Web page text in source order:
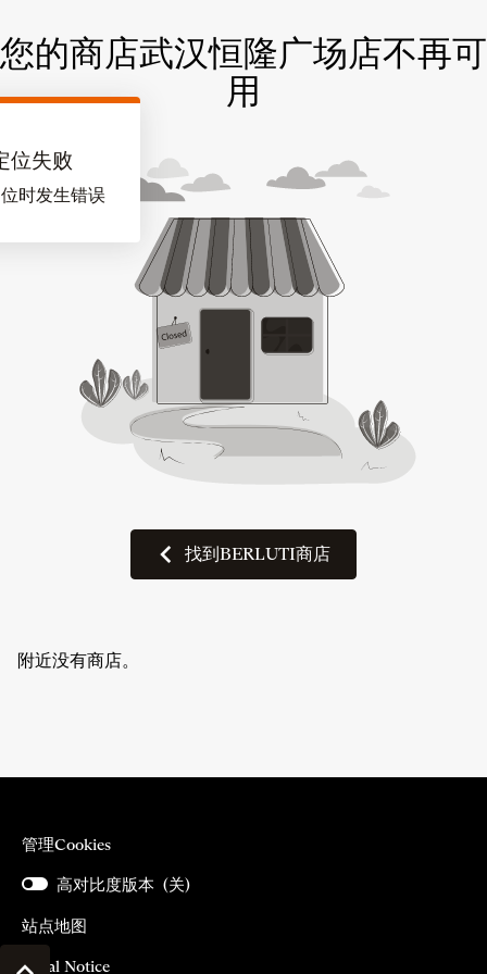
位失败
时发生错误
您的商店武汉恒隆广场店不再可
用
找到BERLUTI商店
找
附近没有商店。
管理cookies
高对比度版本 (关)
站点地图
Legal Notice（在